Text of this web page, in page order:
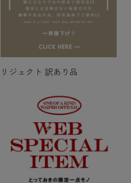
リジェクト 訳あり品